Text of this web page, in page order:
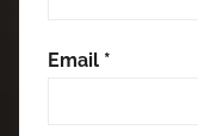
Email *